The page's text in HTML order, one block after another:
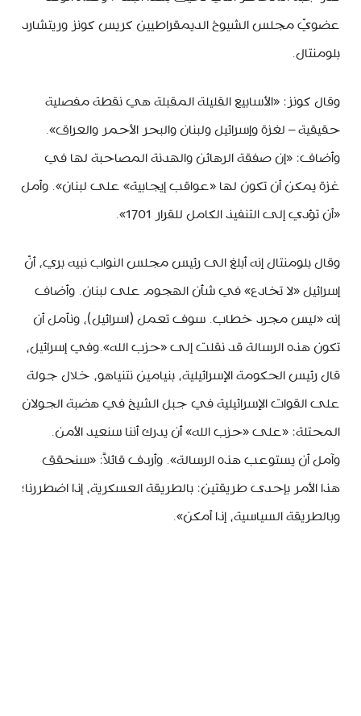
عضويّ مجلس الشيوخ الديمقراطيين كريس كونز وريتشارد
بلومنتال.
وقال كونز: «الأسابيع القليلة المقبلة هي نقطة مفصلية
حقيقية – لغزة وإسرائيل ولبنان والبحر الأحمر والعراق».
وأضاف: «إن صفقة الرهائن والهدنة المصاحبة لها في
غزة يمكن أن تكون لها «عواقب إيجابية» على لبنان». وأمل
«أن تؤدي إلى التنفيذ الكامل للقرار 1701».
وقال بلومنتال إنه أبلغ الى رئيس مجلس النواب نبيه بري، أنّ
إسرائيل «لا تخادع» في شأن الهجوم على لبنان. وأضاف
إنه «ليس مجرد خطاب. سوف تعمل (اسرائيل)، ونأمل أن
تكون هذه الرسالة قد نقلت إلى «حزب الله».وفي إسرائيل،
قال رئيس الحكومة الإسرائيلية، بنيامين نتنياهو، خلال جولة
على القوات الإسرائيلية في جبل الشيخ في هضبة الجولان
المحتلة: «على «حزب الله» أن يدرك أننا سنعيد الأمن.
وآمل أن يستوعب هذه الرسالة». وأردف قائلاً: «سنحقق
هذا الأمر بإحدى طريقتين: بالطريقة العسكرية، إذا اضطررنا؛
وبالطريقة السياسية، إذا أمكن».